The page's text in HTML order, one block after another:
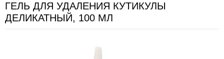
ГЕЛЬ ДЛЯ УДАЛЕНИЯ КУТИКУЛЫ
ДЕЛИКАТНЫЙ, 100 МЛ